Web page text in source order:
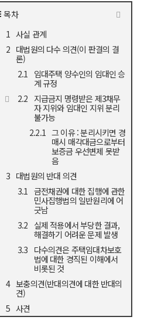
목차
사실 관계
대법원의 다수 의견(이 판결의 결
론)
임대주택 양수인의 임대인 승
계 규정
지급금지 명령받은 제3채무
자 지위와 임대인 지위 분리
불가능
그 이유 : 분리시키면 경
매시 매각대금으로부터
보증금 우선변제 못받
음
대법원의 반대 의견
금전채권에 대한 집행에 관한
민사집행법의 일반원리에 어
긋남
실제 적용에서 부당한 결과,
해결하기 어려운 문제 발생
다수의견은 주택임대차보호
법에 대한 경직된 이해에서
비롯된 것
보충의견(반대의견에 대한 반대의
견)
사견